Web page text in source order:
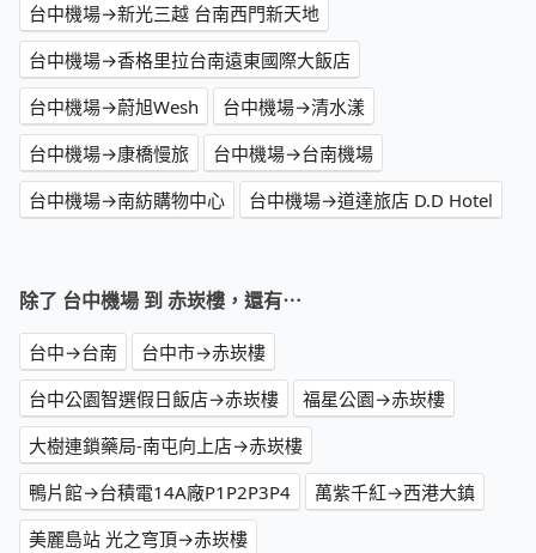
台中機場→新光三越 台南西門新天地
台中機場→香格里拉台南遠東國際大飯店
台中機場→蔚旭Wesh
台中機場→清水漾
台中機場→康橋慢旅
台中機場→台南機場
台中機場→南紡購物中心
台中機場→道達旅店 D.D Hotel
除了 台中機場 到 赤崁樓，還有⋯
台中→台南
台中市→赤崁樓
台中公園智選假日飯店→赤崁樓
福星公園→赤崁樓
大樹連鎖藥局-南屯向上店→赤崁樓
鴨片館→台積電14A廠P1P2P3P4
萬紫千紅→西港大鎮
美麗島站 光之穹頂→赤崁樓